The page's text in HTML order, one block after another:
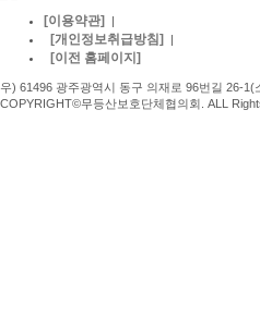
[이용약관] |
[개인정보취급방침] |
[이전 홈페이지]
우) 61496 광주광역시 동구 의재로 96번길 26-
COPYRIGHT©무등산보호단체협의회. ALL